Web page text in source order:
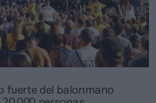
fuerte del balonmano